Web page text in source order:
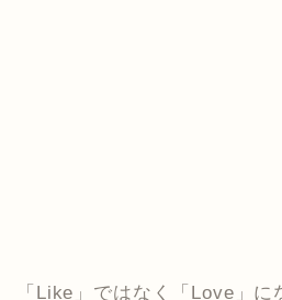
「Like」ではなく「Love」に